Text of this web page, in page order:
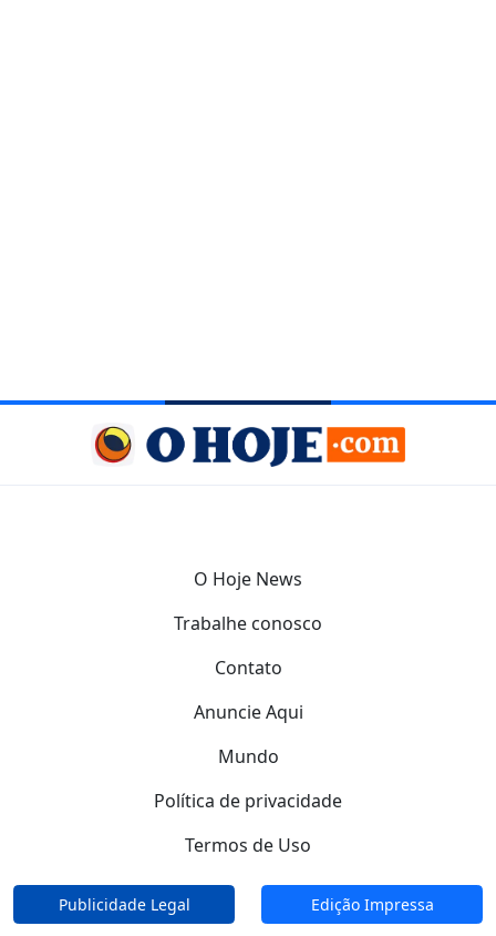
O Hoje News
Trabalhe conosco
Contato
Anuncie Aqui
Mundo
Política de privacidade
Termos de Uso
Publicidade Legal Edição Impressa